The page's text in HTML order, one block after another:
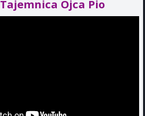
Tajemnica Ojca Pio